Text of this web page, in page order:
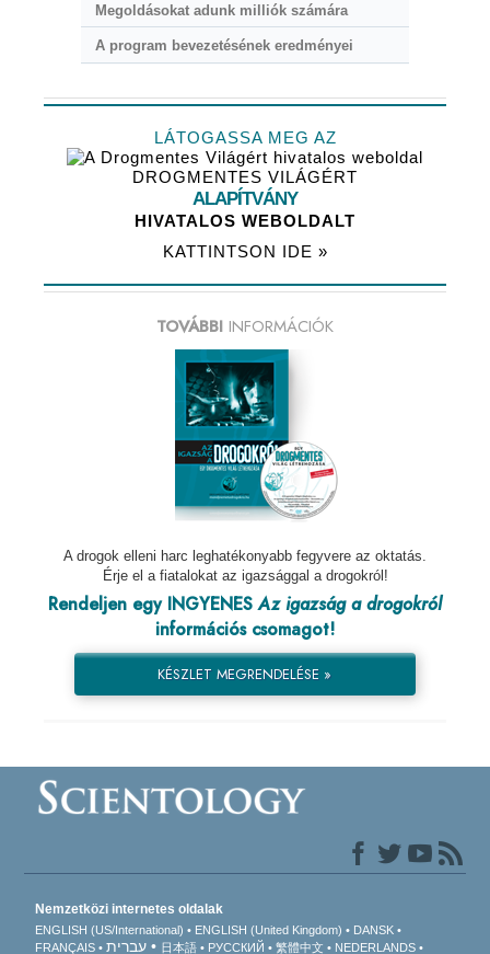
Megoldásokat adunk milliók számára
A program bevezetésének eredményei
LÁTOGASSA MEG AZ
DROGMENTES VILÁGÉRT
ALAPÍTVÁNY
HIVATALOS WEBOLDALT
KATTINTSON IDE »
TOVÁBBI INFORMÁCIÓK
A drogok elleni harc leghatékonyabb fegyvere az oktatás.
Érje el a fiatalokat az igazsággal a drogokról!
Rendeljen egy INGYENESAz igazság a drogokról
információs csomagot!
KÉSZLET MEGRENDELÉSE »
Nemzetközi internetes oldalak
ENGLISH (US/International) ENGLISH (United Kingdom)
DANSK
FRANÇAIS
עברית 日本語 РУССКИЙ 繁體中文 NEDERLANDS